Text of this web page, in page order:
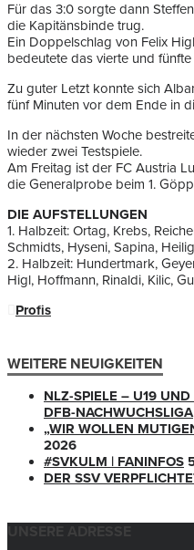
Für das 3:0 sorgte dann
die Kapitänsbinde trug.
Ein Doppelschlag von Felix
bedeutete das vierte und fünfte
Zu guter Letzt konnte sich
fünf Minuten vor dem Ende in
In der nächsten Woche
wieder zwei Testspiele.
Am Freitag ist der FC Austria
die Generalprobe beim 1.
DIE AUFSTELLUNGEN
1. Halbzeit: Ortag, Krebs,
Schmidts, Hyseni, Sapina, Heilig
2. Halbzeit: Hundertmark,
Higl, Hoffmann, Rinaldi, Kilic,
Profis
WEITERE NEUIGKEITEN
NLZ-SPIELE – U19
DFB-NACHWUCHSLIGA
„WIR WOLLEN
2026
#SVKULM | FANINFOS
DER SSV
UNSERE ADRESSE